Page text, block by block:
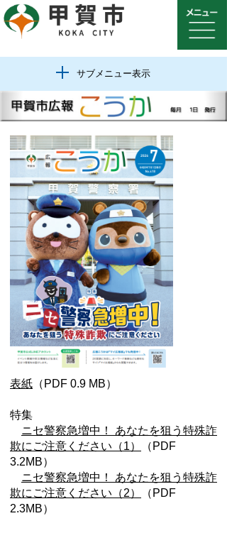
サブメニュー表示
表紙 （PDF 0.9 MB）
特集
ニセ警察急増中！ あなたを狙う特殊詐
欺にご注意ください（1）
（PDF
3.2MB）
ニセ警察急増中！ あなたを狙う特殊詐
欺にご注意ください（2）
（PDF
2.3MB）